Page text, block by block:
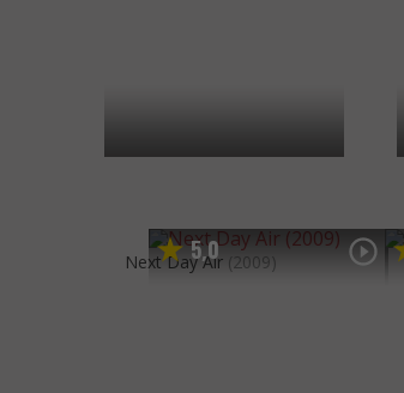
5,0
Next Day Air (2009)